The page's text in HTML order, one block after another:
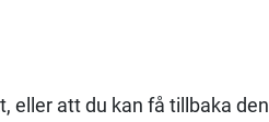
eller att du kan få tillbaka den